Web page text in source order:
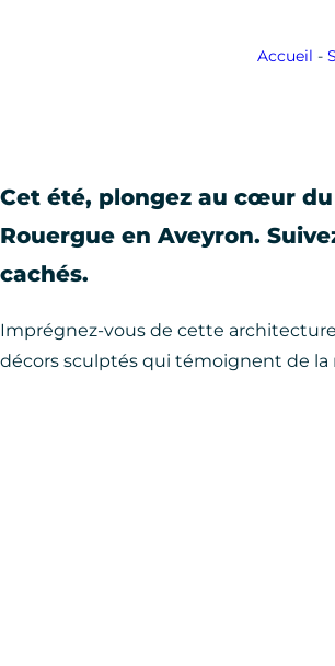
Accueil -
Cet été, plongez au cœur
Rouergue en Aveyron.
cachés.
Imprégnez-vous de cette
décors sculptés qui témoignent de la